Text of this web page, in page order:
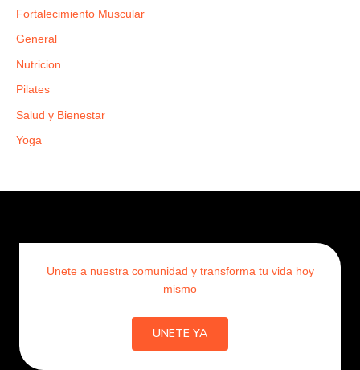
Fortalecimiento Muscular
General
Nutricion
Pilates
Salud y Bienestar
Yoga
Unete a nuestra comunidad y transforma tu vida hoy
mismo
UNETE YA